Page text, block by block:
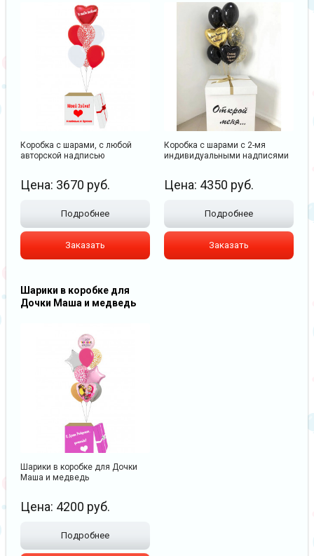
Коробка с шарами, с любой
авторской надписью
Цена: 3670 руб.
Подробнее
Заказать
Коробка с шарами с 2-мя
индивидуальными надписями
Цена: 4350 руб.
Подробнее
Заказать
Шарики в коробке для
Дочки Маша и медведь
Шарики в коробке для Дочки
Маша и медведь
Цена: 4200 руб.
Подробнее